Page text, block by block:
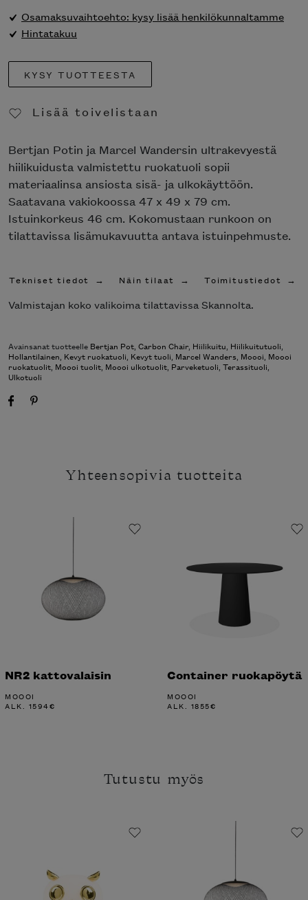
Osamaksuvaihtoehto: kysy lisää henkilökunnaltamme
Hintatakuu
KYSY TUOTTEESTA
Lisää toivelistaan
Bertjan Potin ja Marcel Wandersin ultrakevyestä
hiilikuidusta valmistettu ruokatuoli sopii
materiaalinsa ansiosta sisä- ja ulkokäyttöön.
Saatavana vakiokoossa 47 x 49 x 79 cm.
Istuinkorkeus 46 cm. Kokomustaan runkoon on
tilattavissa lisämukavuutta antava istuinpehmuste.
Tekniset tiedot Näin tilaat Toimitustiedot
Valmistajan koko valikoima tilattavissa Skannolta.
Avainsanat tuotteelle Bertjan Pot, Carbon Chair, Hiilikuitu, Hiilikuitutuoli,
Hollantilainen, Kevyt ruokatuoli, Kevyt tuoli, Marcel Wanders, Moooi, Moooi
ruokatuolit, Moooi tuolit, Moooi ulkotuolit, Parveketuoli, Terassituoli,
Ulkotuoli
Yhteensopivia tuotteita
NR2 kattovalaisin
MOOOI
ALK. 1594€
Container ruokapöytä
MOOOI
ALK. 1855€
Tutustu myös